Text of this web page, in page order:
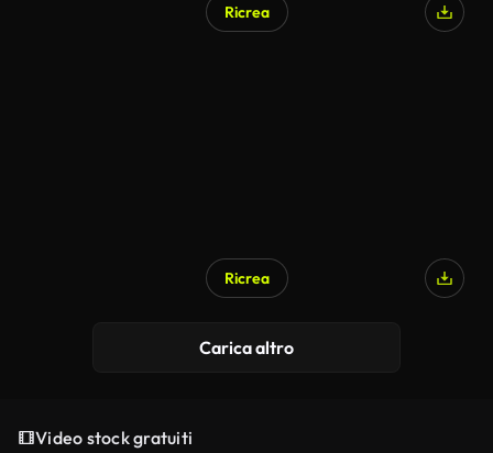
Ricrea
Ricrea
Carica altro
Video stock gratuiti